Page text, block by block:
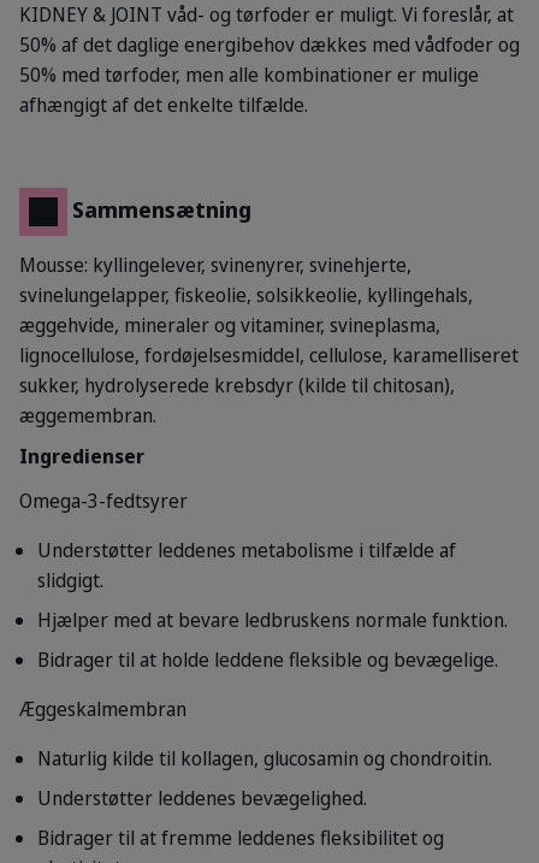
KIDNEY & JOINT våd- og tørfoder er muligt. Vi foreslår, at
50% af det daglige energibehov dækkes med vådfoder og
50% med tørfoder, men alle kombinationer er mulige
afhængigt af det enkelte tilfælde.
Sammensætning
Mousse: kyllingelever, svinenyrer, svinehjerte,
svinelungelapper, fiskeolie, solsikkeolie, kyllingehals,
æggehvide, mineraler og vitaminer, svineplasma,
lignocellulose, fordøjelsesmiddel, cellulose, karamelliseret
sukker, hydrolyserede krebsdyr (kilde til chitosan),
æggemembran.
Ingredienser
Omega-3-fedtsyrer
Understøtter leddenes metabolisme i tilfælde af
slidgigt.
Hjælper med at bevare ledbruskens normale funktion.
Bidrager til at holde leddene fleksible og bevægelige.
Æggeskalmembran
Naturlig kilde til kollagen, glucosamin og chondroitin.
Understøtter leddenes bevægelighed.
Bidrager til at fremme leddenes fleksibilitet og